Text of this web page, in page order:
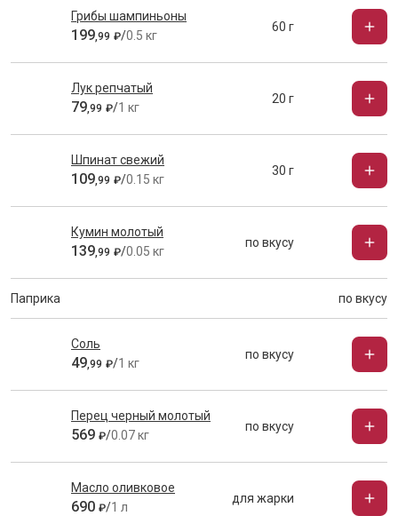
Грибы шампиньоны
199,99 ₽/0.5 кг
60 г
Лук репчатый
79,99 ₽/1 кг
20 г
Шпинат свежий
109,99 ₽/0.15 кг
30 г
Кумин молотый
139,99 ₽/0.05 кг
по вкусу
Паприка по вкусу
Соль
49,99 ₽/1 кг
по вкусу
Перец черный молотый
569 ₽/0.07 кг
по вкусу
Масло оливковое
690 ₽/1 л
для жарки